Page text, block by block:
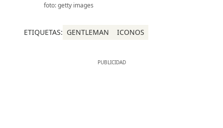
foto: getty images
ETIQUETAS: GENTLEMAN ICONOS